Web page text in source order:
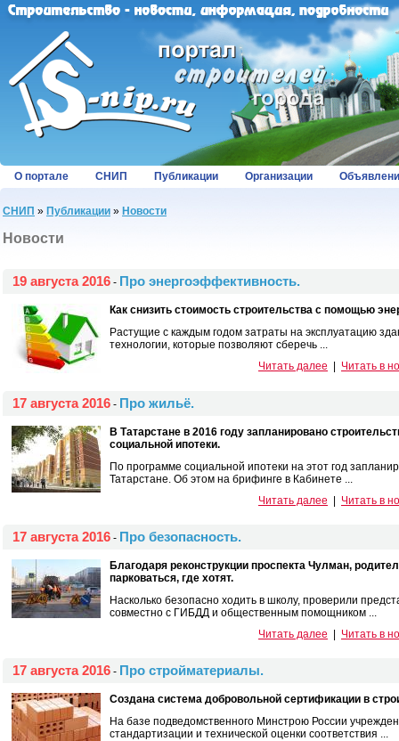
О портале СНИП Публикации Организации
СНИП » Публикации » Новости
Новости
19 августа 2016 - Про энергоэффективность.
Как снизить стоимость строительства с помощью
Растущие с каждым годом затраты на эксплуатацию
технологии, которые позволяют сберечь ...
Читать далее
Читать в
17 августа 2016 - Про жильё.
В Татарстане в 2016 году запланировано
социальной ипотеки.
По программе социальной ипотеки на этот год
Татарстане. Об этом на брифинге в Кабинете ...
Читать далее
Читать в
17 августа 2016 - Про безопасность.
Благодаря реконструкции проспекта Чулман,
парковаться, где хотят.
Насколько безопасно ходить в школу, проверили
совместно с ГИБДД и общественным помощником ...
Читать далее
Читать в
17 августа 2016 - Про стройматериалы.
Создана система добровольной сертификации в
На базе подведомственного Минстрою России
стандартизации и технической оценки соответствия ...